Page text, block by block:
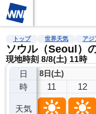
雨雲レーダー 台風情報
トップ 世界天気 アジ
ソウル（Seoul）
現地時刻 8/8(土) 11時
日
時
天気
8日(土)
11 12